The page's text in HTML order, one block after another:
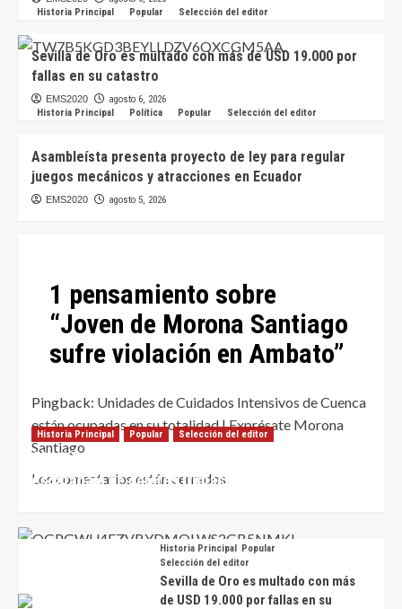
Historia Principal
Popular Selección del editor
Sevilla de Oro es multado con más de USD 19.000 por
fallas en su catastro
EMS2020
agosto 6, 2026
Historia Principal
Política Popular Selección del editor
Asambleísta presenta proyecto de ley para regular
juegos mecánicos y atracciones en Ecuador
EMS2020 agosto 5, 2026
1 pensamiento sobre
“Joven de Morona Santiago
sufre violación en Ambato”
Pingback: Unidades de Cuidados Intensivos de Cuenca
están ocupadas en su totalidad | Exprésate Morona
Santiago
Los comentarios están cerrados.
Historia Principal Popular Selección del editor
Científicos hallan en Ecuador nueva especie de
escarabajo de colores iridiscentes
Historia Principal Popular
Selección del editor
Sevilla de Oro es multado con más
de USD 19.000 por fallas en su